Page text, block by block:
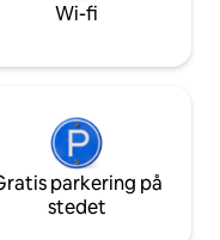
Wi-fi
parkering på
stedet